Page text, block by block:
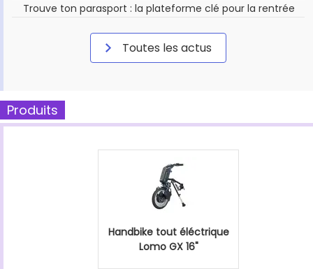
Trouve ton parasport : la plateforme clé pour la rentrée
Toutes les actus
Produits
Handbike tout éléctrique
Lomo GX 16"